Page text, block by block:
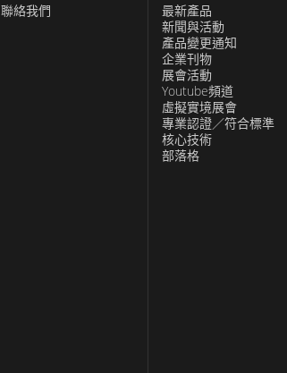
聯絡我們
最新產品
新聞與活動
產品變更通知
企業刊物
展會活動
Youtube頻道
虛擬實境展會
專業認證／符合標準
核心技術
部落格